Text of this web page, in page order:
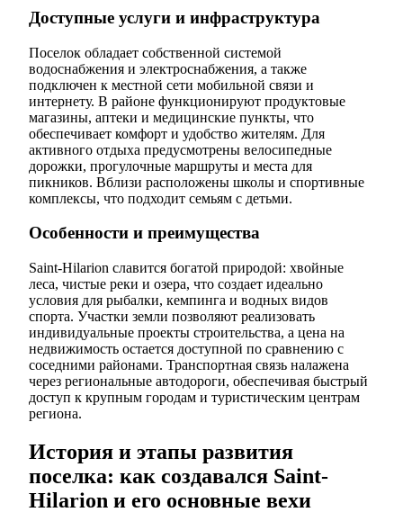
Доступные услуги и инфраструктура
Поселок обладает собственной системой
водоснабжения и электроснабжения, а также
подключен к местной сети мобильной связи и
интернету. В районе функционируют продуктовые
магазины, аптеки и медицинские пункты, что
обеспечивает комфорт и удобство жителям. Для
активного отдыха предусмотрены велосипедные
дорожки, прогулочные маршруты и места для
пикников. Вблизи расположены школы и спортивные
комплексы, что подходит семьям с детьми.
Особенности и преимущества
Saint-Hilarion славится богатой природой: хвойные
леса, чистые реки и озера, что создает идеально
условия для рыбалки, кемпинга и водных видов
спорта. Участки земли позволяют реализовать
индивидуальные проекты строительства, а цена на
недвижимость остается доступной по сравнению с
соседними районами. Транспортная связь налажена
через региональные автодороги, обеспечивая быстрый
доступ к крупным городам и туристическим центрам
региона.
История и этапы развития
поселка: как создавался Saint-
Hilarion и его основные вехи